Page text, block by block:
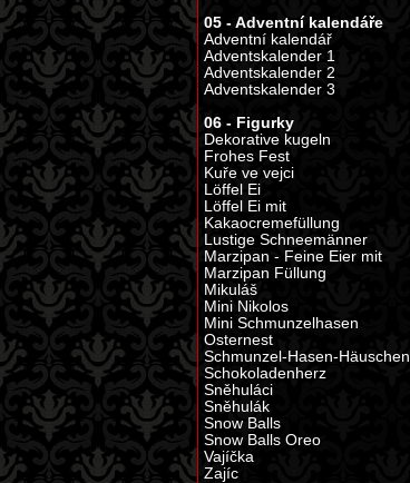
05 - Adventní kalendáře
Adventní kalendář
Adventskalender 1
Adventskalender 2
Adventskalender 3
06 - Figurky
Dekorative kugeln
Frohes Fest
Kuře ve vejci
Löffel Ei
Löffel Ei mit
Kakaocremefüllung
Lustige Schneemänner
Marzipan - Feine Eier mit
Marzipan Füllung
Mikuláš
Mini Nikolos
Mini Schmunzelhasen
Osternest
Schmunzel-Hasen-Häuschen
Schokoladenherz
Sněhuláci
Sněhulák
Snow Balls
Snow Balls Oreo
Vajíčka
Zajíc